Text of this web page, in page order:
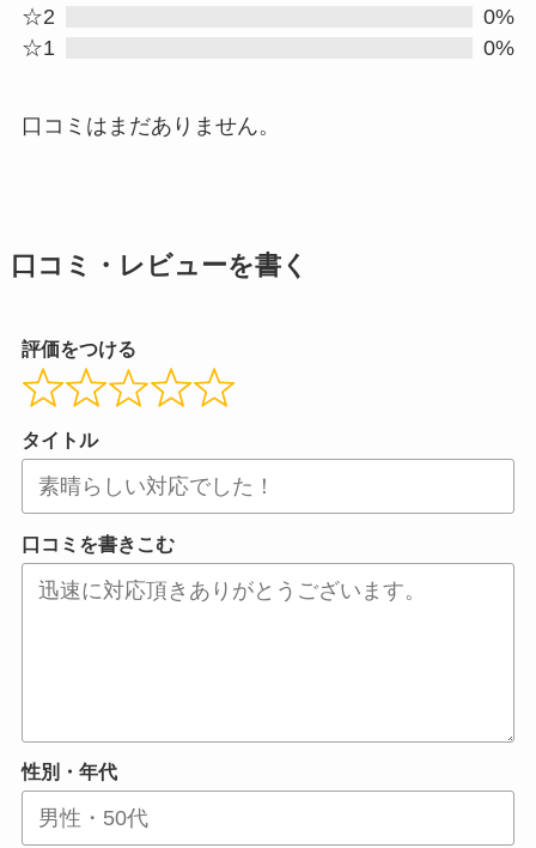
☆2
0%
☆1
0%
口コミはまだありません。
口コミ・レビューを書く
評価をつける
タイトル
口コミを書きこむ
性別・年代